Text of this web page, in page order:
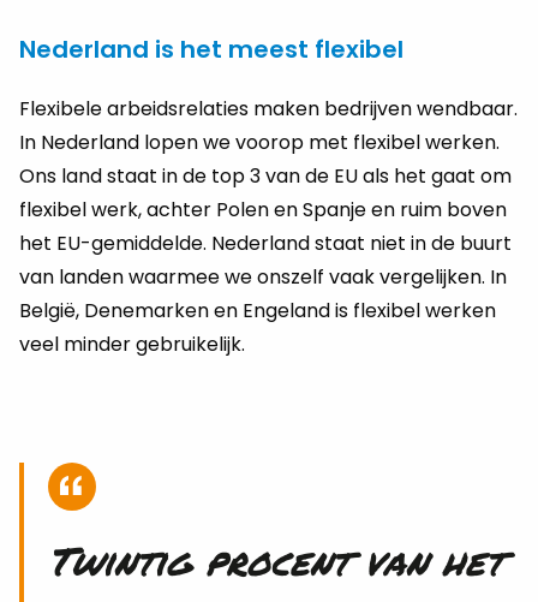
Nederland is het meest flexibel
Flexi­be­le ar­beids­re­la­ties maken be­drij­ven wend­baar.
In Ne­der­land lopen we voor­op met flexi­bel wer­ken.
Ons land staat in de top 3 van de EU als het gaat om
flexi­bel werk, ach­ter Polen en Span­je en ruim boven
het EU-ge­mid­del­de. Ne­der­land staat niet in de buurt
van lan­den waar­mee we ons­zelf vaak ver­ge­lij­ken. In
België, De­n­e­mar­ken en En­ge­land is flexi­bel wer­ken
veel min­der ge­brui­ke­lijk.
Twin­tig pro­cent van het